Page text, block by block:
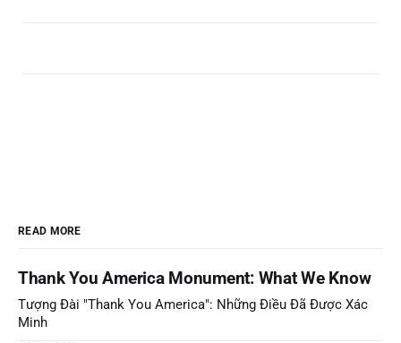
READ MORE
Thank You America Monument: What We Know
Tượng Đài "Thank You America": Những Điều Đã Được Xác
Minh